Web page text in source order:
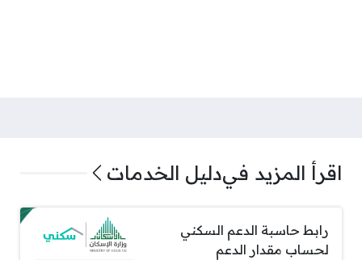
اقرأ المزيد فيدليل الخدمات
رابط حاسبة الدعم السكني
لحساب مقدار الدعم